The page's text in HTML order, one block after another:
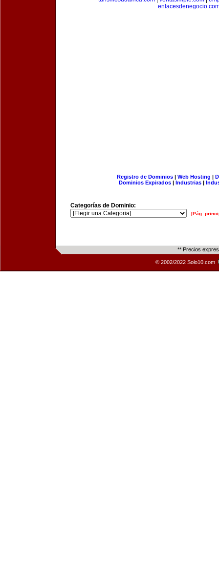
Registro de Dominios| Web Hosting |
Dominios Expirados | Industrias |
Categorías de Dominio:
[Pág.
** Precios
© 2002/2022 Solo10.com